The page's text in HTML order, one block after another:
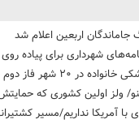
جاماندگان اربعین اعلام شد
شهرداری برای پیاده
فاز دوم با حضور «پزشکیان»
ولز اولین کشوری که
با آمریکا نداریم/مسیر